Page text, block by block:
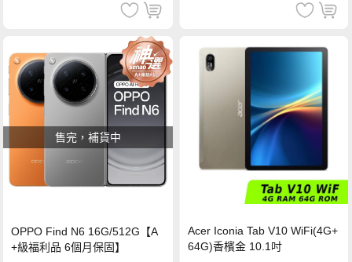
售完，補貨中
OPPO Find N6 16G/512G【A
+級福利品 6個月保固】
Acer Iconia Tab V10 WiFi(4G+
64G)香檳金 10.1吋